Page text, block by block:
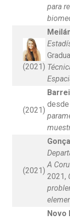
para
(2021)
(2021)
(2021)
A
2021,
Novo